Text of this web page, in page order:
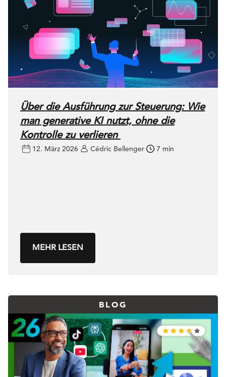
Über die Ausführung zur Steuerung: Wie
man generative KI nutzt, ohne die
Kontrolle zu verlieren
12. März 2026 Cédric Bellenger 7 min
MEHR LESEN
BLOG